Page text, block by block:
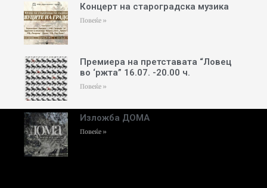
Концерт на староградска музика
Повеќе »
Премиера на претставата “Ловец
во ‘ржта” 16.07. -20.00 ч.
Повеќе »
Изложба ДОМА
Повеќе »